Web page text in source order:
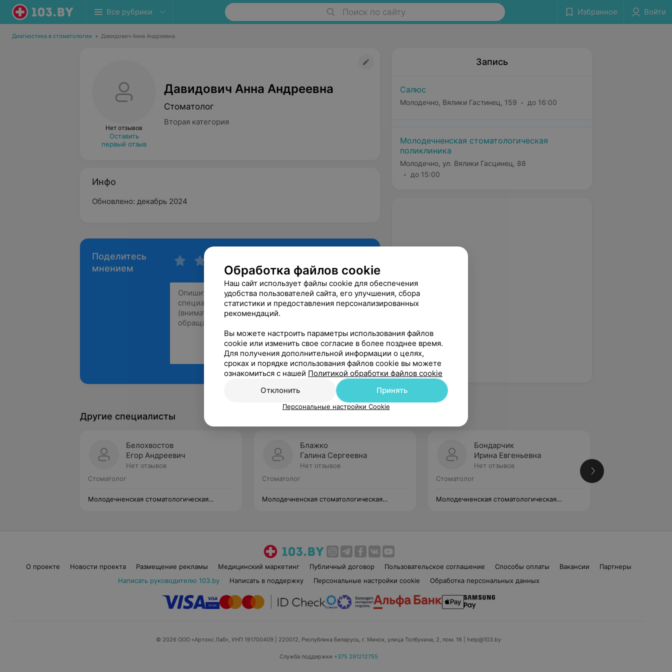
Все рубрики Поиск по сайту Избранное Войти
Диагностика в стоматологии • Давидович Анна Андреевна
Нет отзывов
Оставить
первый отзыв
Давидович Анна Андреевна
Стоматолог
Вторая категория
Инфо
Обновлено: декабрь 2024
Поделитесь
мнением
Рекомендую
Запись
Салюс
Молодечно, Вялики Гастинец, 159 до 16:00
Молодечненская стоматологическая
поликлиника
Молодечно, ул. Вялики Гасцинец, 88
до 15:00
Другие специалисты
Белохвостов
Егор Андреевич
Нет отзывов
Стоматолог
Молодечненская стоматологическая
Блажко
Галина Сергеевна
Нет отзывов
Стоматолог
Молодечненская стоматологическая
Бондарчик
Ирина Евгеньевна
Нет отзывов
Стоматолог
Молодечненская стоматологическая
О проекте Новости проекта Размещение рекламы Медицинский маркетинг Публичный договор Пользовательское соглашение Способы оплаты Вакансии
Партнеры
Написать руководителю 103.by
Написать в поддержку Персональные настройки cookie Обработка персональных данных
© 2026 ООО «Артокс Лаб», УНП 191700409 | 220012, Республика Беларусь, г. Минск, улица Толбухина, 2, пом. 16 | help@103.by
Служба поддержки +375 291212755
Обработка файлов cookie
Наш сайт использует файлы cookie для обеспечения
удобства пользователей сайта, его улучшения, сбора
статистики и предоставления персонализированных
рекомендаций.
Вы можете настроить параметры использования файлов
cookie или изменить свое согласие в более позднее время.
Для получения дополнительной информации о целях,
сроках и порядке использования файлов cookie вы можете
ознакомиться с нашей Политикой обработки файлов cookie
Отклонить
Принять
Персональные настройки Cookie